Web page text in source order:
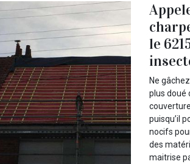
le
Ne
plus doué
puisqu’il
nocifs
des
maitrise